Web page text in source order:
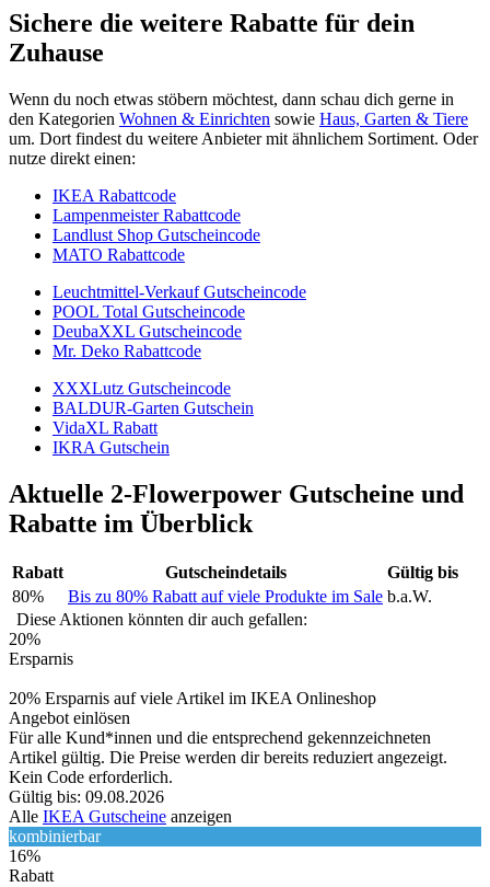
Sichere die weitere Rabatte für dein
Zuhause
Wenn du noch etwas stöbern möchtest, dann schau dich gerne in
den Kategorien Wohnen & Einrichten sowie Haus, Garten & Tiere
um. Dort findest du weitere Anbieter mit ähnlichem Sortiment. Oder
nutze direkt einen:
IKEA Rabattcode
Lampenmeister Rabattcode
Landlust Shop Gutscheincode
MATO Rabattcode
Leuchtmittel-Verkauf Gutscheincode
POOL Total Gutscheincode
DeubaXXL Gutscheincode
Mr. Deko Rabattcode
XXXLutz Gutscheincode
BALDUR-Garten Gutschein
VidaXL Rabatt
IKRA Gutschein
Aktuelle 2-Flowerpower Gutscheine und
Rabatte im Überblick
Rabatt Gutscheindetails
Gültig bis
80%
Bis zu 80% Rabatt auf viele Produkte im Sale b.a.W.
Diese Aktionen könnten dir auch gefallen:
20%
Ersparnis
20% Ersparnis auf viele Artikel im IKEA Onlineshop
Angebot einlösen
Für alle Kund*innen und die entsprechend gekennzeichneten
Artikel gültig. Die Preise werden dir bereits reduziert angezeigt.
Kein Code erforderlich.
Gültig bis: 09.08.2026
Alle IKEA Gutscheine anzeigen
kombinierbar
16%
Rabatt